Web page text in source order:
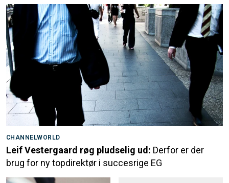
CHANNELWORLD
Leif Vestergaard røg pludselig ud: Derfor er der
brug for ny topdirektør i succesrige EG